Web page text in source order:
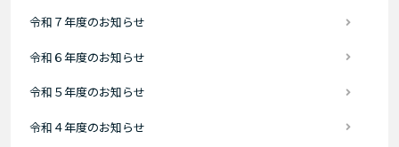
令和７年度のお知らせ
令和６年度のお知らせ
令和５年度のお知らせ
令和４年度のお知らせ